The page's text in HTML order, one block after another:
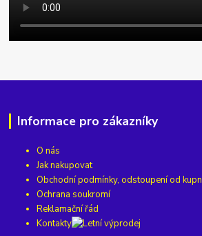
Informace pro zákazníky
O nás
Jak nakupovat
Obchodní podmínky, odstoupení od
Ochrana soukromí
Reklamační řád
Kontakty